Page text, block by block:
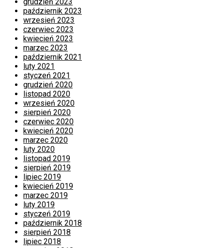
październik 2023
wrzesień 2023
czerwiec 2023
kwiecień 2023
marzec 2023
październik 2021
luty 2021
styczeń 2021
grudzień 2020
listopad 2020
wrzesień 2020
sierpień 2020
czerwiec 2020
kwiecień 2020
marzec 2020
luty 2020
listopad 2019
sierpień 2019
lipiec 2019
kwiecień 2019
marzec 2019
luty 2019
styczeń 2019
październik 2018
sierpień 2018
lipiec 2018